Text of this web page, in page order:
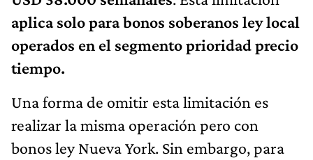
aplica solo para bonos soberanos ley local
operados en el segmento prioridad precio
tiempo.
Una forma de omitir esta limitación es
realizar la misma operación pero con
bonos ley Nueva York. Sin embargo, para